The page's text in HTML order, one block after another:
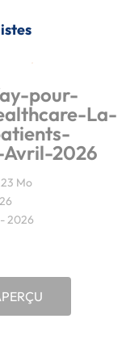
pour-
La-
Avril-2026
Mo
2026